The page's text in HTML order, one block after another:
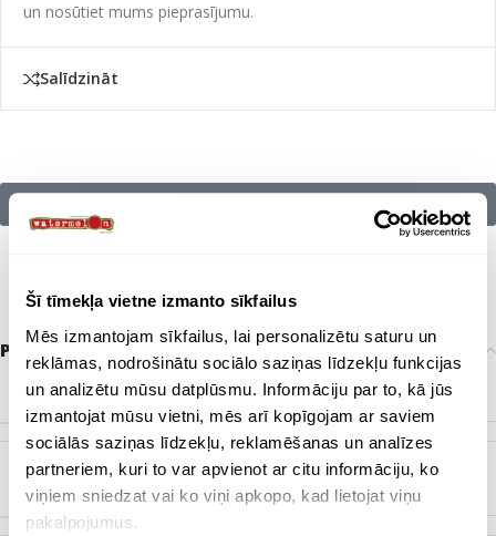
Šī tīmekļa vietne izmanto sīkfailus
Mēs izmantojam sīkfailus, lai personalizētu saturu un
reklāmas, nodrošinātu sociālo saziņas līdzekļu funkcijas
un analizētu mūsu datplūsmu. Informāciju par to, kā jūs
izmantojat mūsu vietni, mēs arī kopīgojam ar saviem
sociālās saziņas līdzekļu, reklamēšanas un analīzes
partneriem, kuri to var apvienot ar citu informāciju, ko
viņiem sniedzat vai ko viņi apkopo, kad lietojat viņu
pakalpojumus.
un nosūtiet mums pieprasījumu.
Salīdzināt
Papildu informācija
ZĪMOLS
Bez zīmola
KRĀSA Gaiši zils